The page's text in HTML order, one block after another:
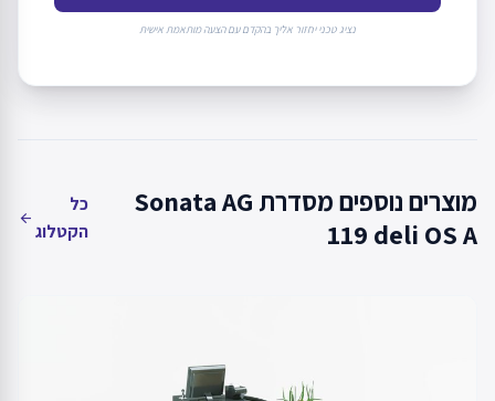
נציג טכני יחזור אליך בהקדם עם הצעה מותאמת אישית
מוצרים נוספים מסדרת Sonata AG
119 deli OS A
כל
הקטלוג
arrow_back